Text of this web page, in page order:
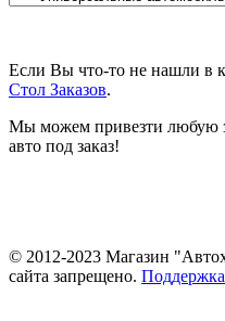
Если Вы что-то не нашли в
Стол Заказов.
Мы можем привезти любую
авто под заказ!
© 2012-2023 Магазин
сайта запрещено. Поддержка